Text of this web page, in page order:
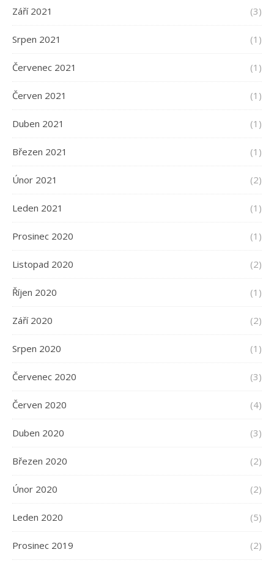
Září 2021 (3)
Srpen 2021 (1)
Červenec 2021 (1)
Červen 2021 (1)
Duben 2021 (1)
Březen 2021 (1)
Únor 2021 (2)
Leden 2021 (1)
Prosinec 2020 (1)
Listopad 2020 (2)
Říjen 2020 (1)
Září 2020 (2)
Srpen 2020 (1)
Červenec 2020 (3)
Červen 2020 (4)
Duben 2020 (3)
Březen 2020 (2)
Únor 2020 (2)
Leden 2020 (5)
Prosinec 2019 (2)